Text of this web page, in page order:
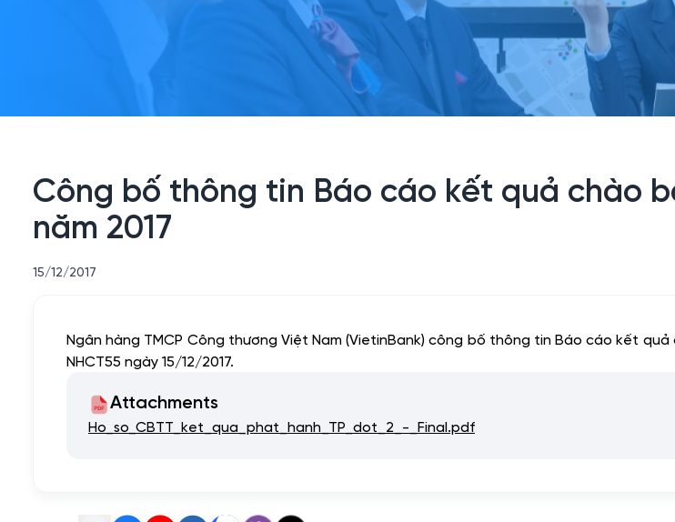
Công bố thông tin Báo cáo kết quả chào
năm 2017
15/12/2017
Ngân hàng TMCP Công thương Việt Nam (VietinBank) công bố thông tin Báo cáo kết
NHCT55 ngày 15/12/2017.
Attachments
Ho_so_CBTT_ket_qua_phat_hanh_TP_dot_2_-_Final.pdf